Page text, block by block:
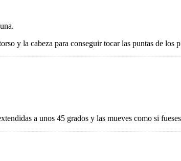
y la cabeza para conseguir tocar las puntas de
a unos 45 grados y las mueves como si